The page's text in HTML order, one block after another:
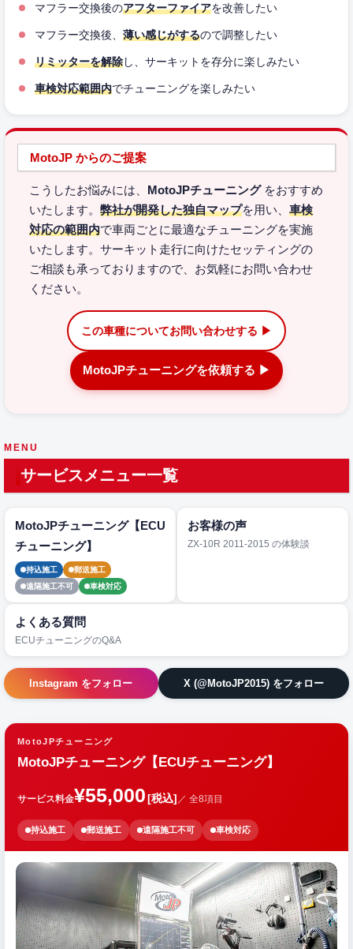
マフラー交換後のアフターファイアを改善したい
マフラー交換後、 薄い感じがするので調整したい
リミッターを解除し、サーキットを存分に楽しみたい
車検対応範囲内でチューニングを楽しみたい
MotoJP からのご提案
こうしたお悩みには、 MotoJPチューニングをおすすめ
いたします。 弊社が開発した独自マップを用い、 車検
対応の範囲内で車両ごとに最適なチューニングを実施
いたします。サーキット走行に向けたセッティングの
ご相談も承っておりますので、お気軽にお問い合わせ
ください。
この車種についてお問い合わせする ▶
MotoJPチューニングを依頼する ▶
MENU
サービスメニュー一覧
MotoJPチューニング【ECU
チューニング】
持込施工
郵送施工
遠隔施工不可
車検対応
お客様の声
ZX-10R 2011-2015 の体験談
よくある質問
ECUチューニングのQ&A
Instagram をフォロー X (@MotoJP2015) をフォロー
MotoJPチューニング
MotoJPチューニング【ECUチューニング】
サービス料金¥55,000[税込] ／ 全8項目
持込施工 郵送施工 遠隔施工不可 車検対応